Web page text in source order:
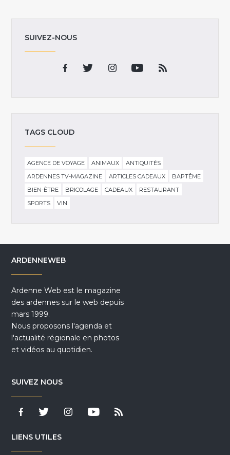
SUIVEZ-NOUS
TAGS CLOUD
AGENCE DE VOYAGE ANIMAUX
ANTIQUITÉS
ARDENNES TV-MAGAZINE
ARTICLES CADEAUX
BAPTÊME
BIEN-ÊTRE
BRICOLAGE CADEAUX
RESTAURANT
SPORTS
VIN
ARDENNEWEB
Ardenne Web est le magazine
des ardennes sur le web depuis
mars 1999.
Nous proposons l'agenda et
l'actualité régionale en photos
et vidéos au quotidien.
SUIVEZ NOUS
LIENS UTILES